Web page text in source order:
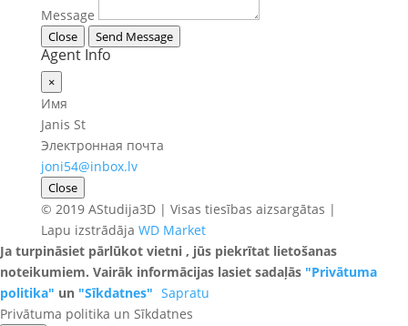
Message
Close Send Message
Agent Info
×
Имя
Janis St
Электронная почта
joni54@inbox.lv
Close
© 2019 AStudija3D | Visas tiesības aizsargātas |
Lapu izstrādāja WD Market
Ja turpināsiet pārlūkot vietni , jūs piekrītat lietošanas
noteikumiem. Vairāk informācijas lasiet sadaļās "Privātuma
politika" un "Sīkdatnes" Sapratu
Privātuma politika un Sīkdatnes